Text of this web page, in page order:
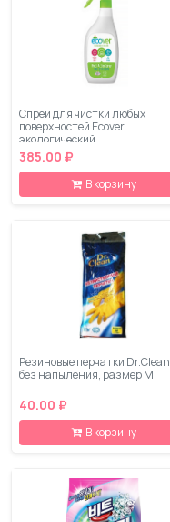
Спрей для чистки любых
поверхностей Ecover
экологический
385.00 ₽
В корзину
Резиновые перчатки Dr.Clean
без напыления, размер М
40.00 ₽
В корзину